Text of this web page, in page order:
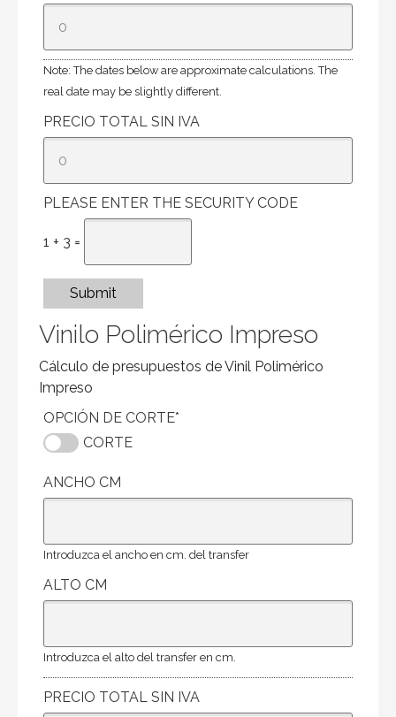
Note: The dates below are approximate calculations. The
real date may be slightly different.
PRECIO TOTAL SIN IVA
PLEASE ENTER THE SECURITY CODE
1 + 3 =
Submit
Vinilo Polimérico Impreso
Cálculo de presupuestos de Vinil Polimérico
Impreso
OPCIÓN DE CORTE*
CORTE
ANCHO CM
Introduzca el ancho en cm. del transfer
ALTO CM
Introduzca el alto del transfer en cm.
PRECIO TOTAL SIN IVA